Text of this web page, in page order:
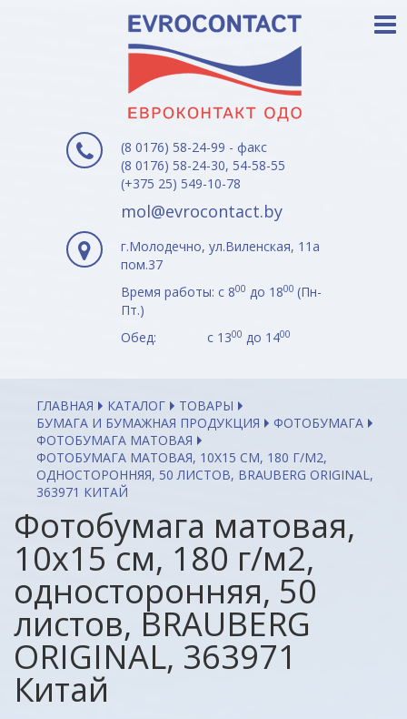
(8 0176) 58-24-99 - факс
(8 0176) 58-24-30, 54-58-55
(+375 25) 549-10-78
mol@evrocontact.by
г.Молодечно, ул.Виленская, 11а
пом.37
Время работы: с 800 до 1800 (Пн-
Пт.)
Обед: с 1300 до 1400
ГЛАВНАЯ КАТАЛОГ
ТОВАРЫ
БУМАГА И БУМАЖНАЯ ПРОДУКЦИЯ
ФОТОБУМАГА
ФОТОБУМАГА МАТОВАЯ
ФОТОБУМАГА МАТОВАЯ, 10Х15 СМ, 180 Г/М2,
ОДНОСТОРОННЯЯ, 50 ЛИСТОВ, BRAUBERG ORIGINAL,
363971 КИТАЙ
Фотобумага матовая,
10х15 см, 180 г/м2,
односторонняя, 50
листов, BRAUBERG
ORIGINAL, 363971
Китай